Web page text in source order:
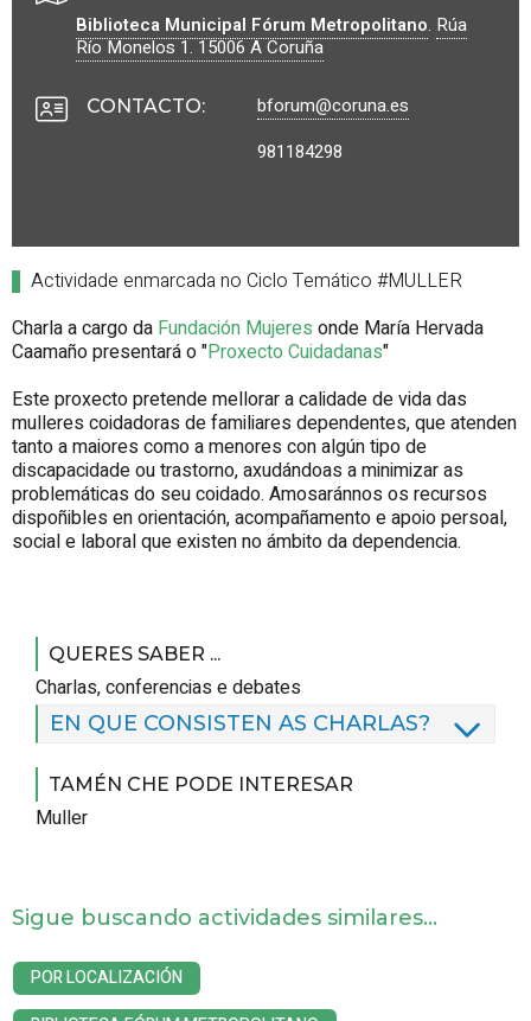
Biblioteca Municipal Fórum Metropolitano. Rúa
Río Monelos 1.15006A Coruña
CONTACTO:
bforum@coruna.es
981184298
Actividade enmarcada no Ciclo Temático #MULLER
Charla a cargo da Fundación Mujeres onde María Hervada
Caamaño presentará o "Proxecto Cuidadanas"
Este proxecto pretende mellorar a calidade de vida das
mulleres coidadoras de familiares dependentes, que atenden
tanto a maiores como a menores con algún tipo de
discapacidade ou trastorno, axudándoas a minimizar as
problemáticas do seu coidado. Amosaránnos os recursos
dispoñibles en orientación, acompañamento e apoio persoal,
social e laboral que existen no ámbito da dependencia.
QUERES SABER ...
Charlas, conferencias e debates
EN QUE CONSISTEN AS CHARLAS?
TAMÉN CHE PODE INTERESAR
Muller
Sigue buscando actividades similares...
POR LOCALIZACIÓN